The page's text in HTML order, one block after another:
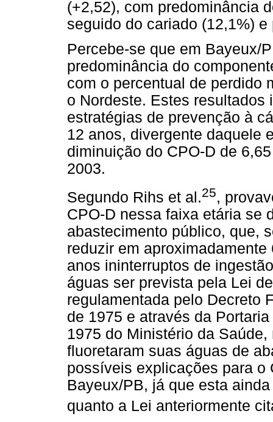
(+2,52), com predominância
seguido do cariado (12,1%) e
Percebe-se que em Bayeux/
predominância do
com o percentual de perdido
o Nordeste. Estes
estratégias de prevenção à
12 anos, divergente daquele
diminuição do CPO-D de
2003.
Segundo Rihs et al.25,
CPO-D nessa faixa etária se
abastecimento público, que,
reduzir em
anos ininterruptos de
águas ser prevista pela Lei
regulamentada pelo Decreto
de 1975 e através da
1975 do Ministério da
fluoretaram suas águas de
possíveis explicações para o
Bayeux/PB, já que esta
quanto a Lei anteriormente